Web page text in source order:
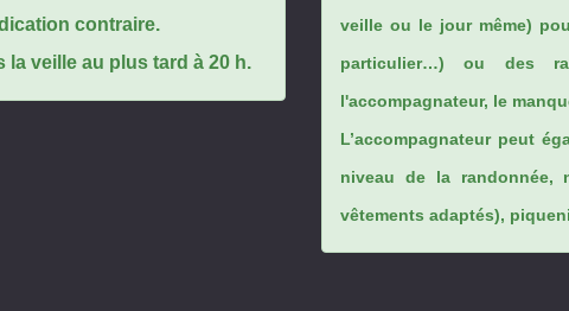
contraire.
veille au plus tard à 20 h.
veille ou le jour même)
particulier…) ou des
l'accompagnateur, le
L’accompagnateur peut
niveau de la randonnée,
vêtements adaptés),